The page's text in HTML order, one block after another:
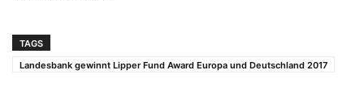
TAGS
Landesbank gewinnt Lipper Fund Award Europa und Deutschland 2017